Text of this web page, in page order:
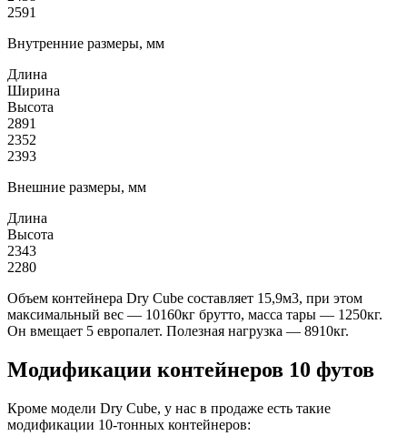
2591
Внутренние размеры, мм
Длина
Ширина
Высота
2891
2352
2393
Внешние размеры, мм
Длина
Высота
2343
2280
Объем контейнера Dry Cube составляет 15,9м3, при этом
максимальный вес — 10160кг брутто, масса тары — 1250кг.
Он вмещает 5 европалет. Полезная нагрузка — 8910кг.
Модификации контейнеров 10 футов
Кроме модели Dry Cube, у нас в продаже есть такие
модификации 10-тонных контейнеров: